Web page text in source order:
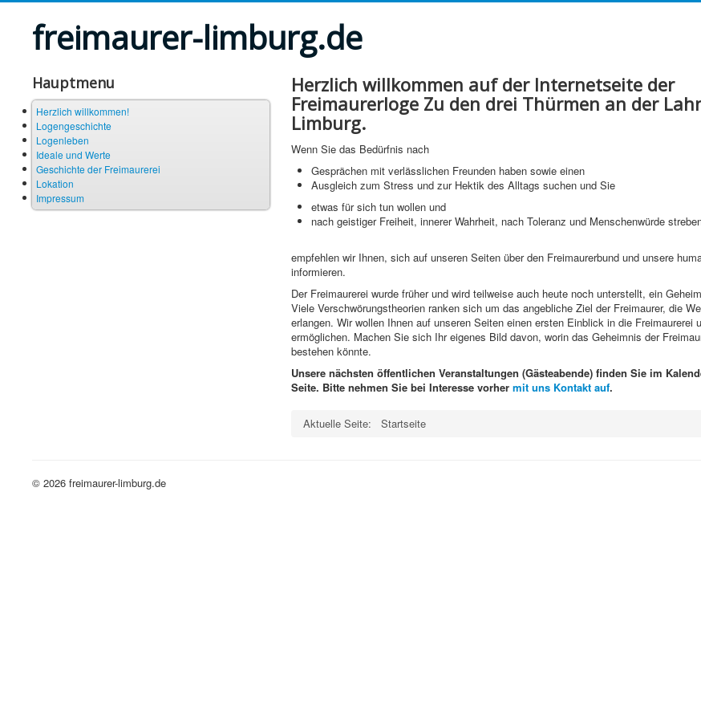
freimaurer-limburg.de
Hauptmenu
Herzlich willkommen!
Logengeschichte
Logenleben
Ideale und Werte
Geschichte der Freimaurerei
Lokation
Impressum
Herzlich willkommen auf der Internetseite der
Freimaurerloge Zu den drei Thürmen an der
Limburg.
Wenn Sie das Bedürfnis nach
Gesprächen mit verlässlichen Freunden haben sowie einen
Ausgleich zum Stress und zur Hektik des Alltags suchen und Sie
etwas für sich tun wollen und
nach geistiger Freiheit, innerer Wahrheit, nach Toleranz und Menschenwürde
empfehlen wir Ihnen, sich auf unseren Seiten über den Freimaurerbund und unsere
informieren.
Der Freimaurerei wurde früher und wird teilweise auch heute noch unterstellt, ein
Viele Verschwörungstheorien ranken sich um das angebliche Ziel der Freimaurer, die
erlangen. Wir wollen Ihnen auf unseren Seiten einen ersten Einblick in die Freimaurerei
ermöglichen. Machen Sie sich Ihr eigenes Bild davon, worin das Geheimnis der
bestehen könnte.
Unsere nächsten öffentlichen Veranstaltungen (Gästeabende) finden Sie im
Seite. Bitte nehmen Sie bei Interesse vorher mit uns Kontakt auf.
Aktuelle Seite: Startseite
© 2026 freimaurer-limburg.de